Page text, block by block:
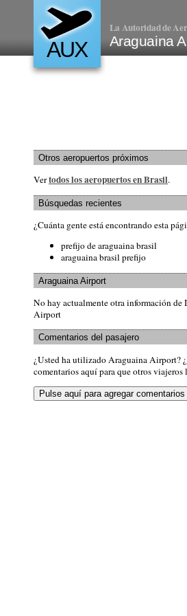
AUX
La Autoridad de
Araguaina
Otros aeropuertos próximos
Vertodos los aeropuertos en Brasil.
Búsquedas recientes
¿Cuánta gente está encontrando esta
prefijo de araguaina brasil
araguaina brasil prefijo
Araguaina Airport
No hay actualmente otra información
Airport
Comentarios del pasajero
¿Usted ha utilizado Araguaina Airport?
comentarios aquí para que otros viajeros